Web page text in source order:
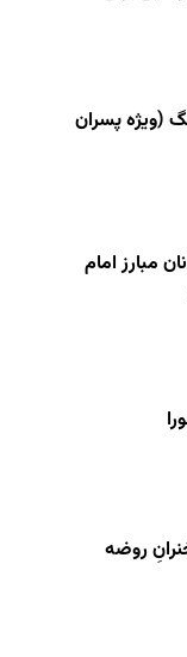
(ویژه پسران
مبارز امام
روضه